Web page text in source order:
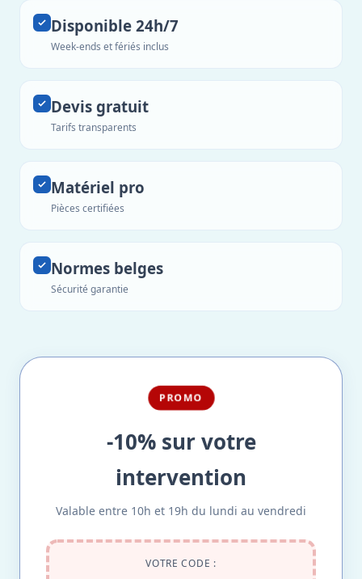
Disponible 24h/7
Week-ends et fériés inclus
Devis gratuit
Tarifs transparents
Matériel pro
Pièces certifiées
Normes belges
Sécurité garantie
PROMO
-10% sur votre
intervention
Valable entre 10h et 19h du lundi au vendredi
VOTRE CODE :